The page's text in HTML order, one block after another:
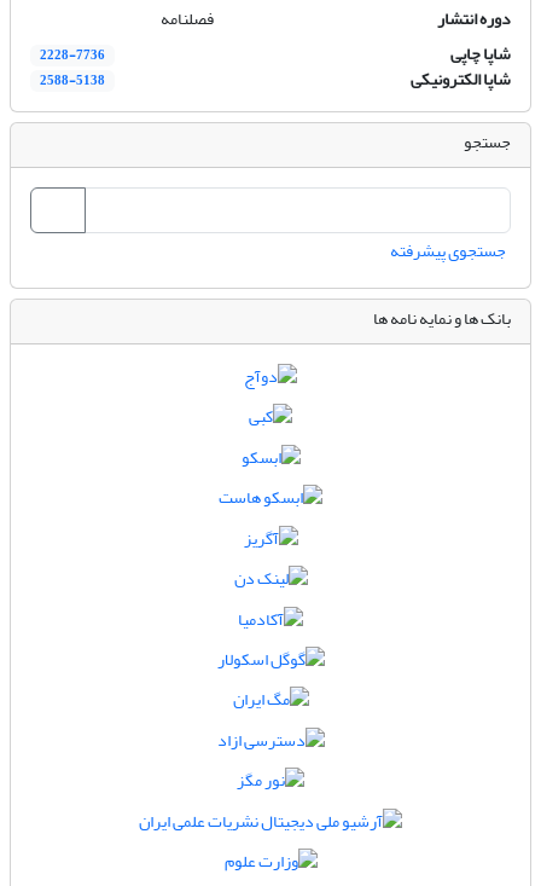
دوره انتشار
فصلنامه
شاپا چاپی
2228-7736
شاپا الکترونیکی 2588-5138
جستجو
جستجوی پیشرفته
بانک ها و نمایه نامه ها